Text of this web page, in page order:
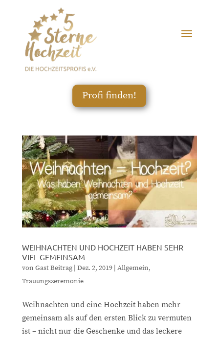
Profi finden!
WEIHNACHTEN UND HOCHZEIT HABEN SEHR
VIEL GEMEINSAM
von Gast Beitrag| Dez. 2, 2019| Allgemein,
Trauungszeremonie
Weihnachten und eine Hochzeit haben mehr
gemeinsam als auf den ersten Blick zu vermuten
ist – nicht nur die Geschenke und das leckere